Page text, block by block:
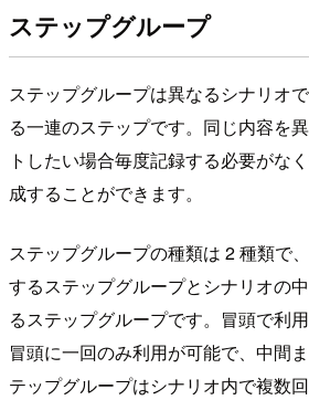
ステップグループ
ステップグループは異なるシナリオ
る一連のステップです。同じ内容を
トしたい場合毎度記録する必要がな
成することができます。
ステップグループの種類は 2 種類で
するステップグループとシナリオの
るステップグループです。冒頭で利
冒頭に一回のみ利用が可能で、中間
テップグループはシナリオ内で複数